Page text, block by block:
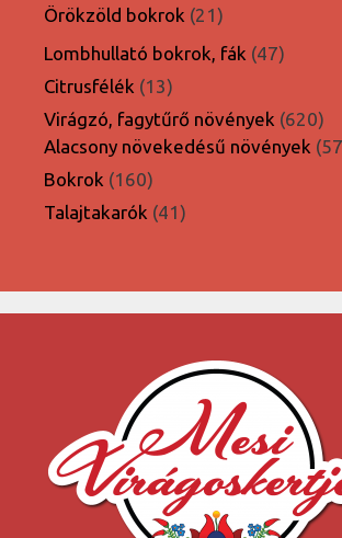
Örökzöld bokrok 2121
termék
Lombhullató bokrok, fák 4747
Citrusfélék 1313
termék
Virágzó, fagytűrő növények 620620
Alacsony növekedésű növények 57
Bokrok 160160
termék
Talajtakarók 4141